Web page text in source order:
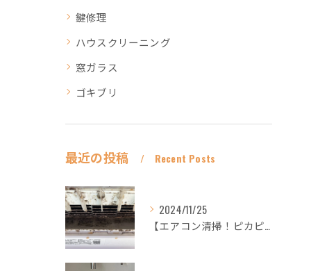
鍵修理
ハウスクリーニング
窓ガラス
ゴキブリ
最近の投稿 Recent Posts
2024/11/25
【エアコン清掃！ピカピカ綺麗に！ハウスクリーニングなら